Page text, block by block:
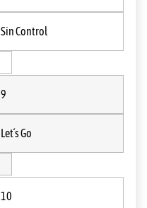
Sin Control
9
Let´s Go
10